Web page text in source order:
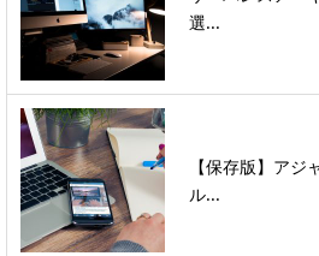
選...
【保存版】ア
ル...